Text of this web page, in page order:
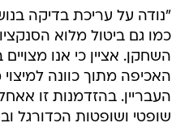
"נודה על עריכת בדיקה
כמו גם ביטול מלוא
השחקן. אציין כי אנו
האכיפה מתוך כוונה
העבריין. בהזדמנות זו
שופטי ושופטות הכדורגל